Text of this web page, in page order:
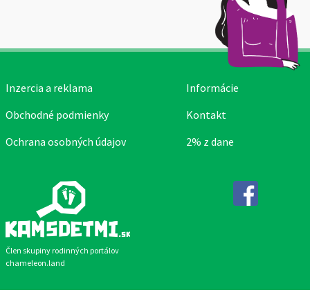
Člen skupiny rodinných portálov
chameleon.land
Inzercia a reklama
Obchodné podmienky
Ochrana osobných údajov
Informácie
Kontakt
2% z dane